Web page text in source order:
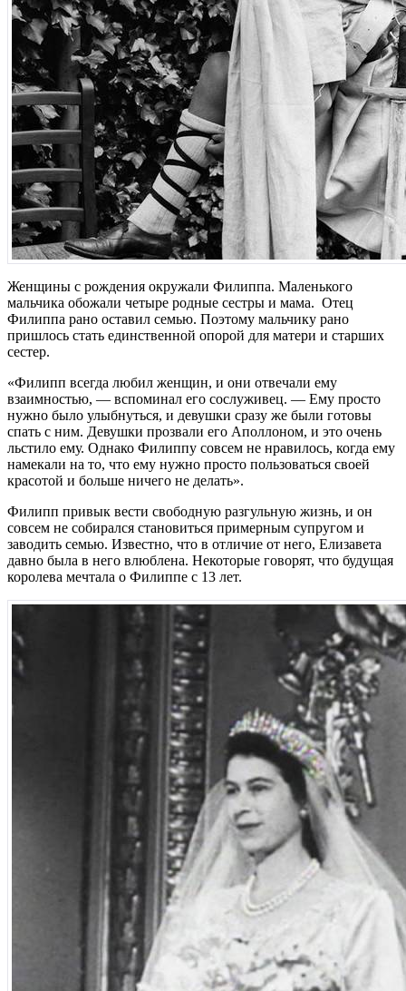
Женщины с рождения окружали Филиппа. Маленького
мальчика обожали четыре родные сестры и мама. Отец
Филиппа рано оставил семью. Поэтому мальчику рано
пришлось стать единственной опорой для матери и старших
сестер.
«Филипп всегда любил женщин, и они отвечали ему
взаимностью, — вспоминал его сослуживец. — Ему просто
нужно было улыбнуться, и девушки сразу же были готовы
спать с ним. Девушки прозвали его Аполлоном, и это очень
льстило ему. Однако Филиппу совсем не нравилось, когда ему
намекали на то, что ему нужно просто пользоваться своей
красотой и больше ничего не делать».
Филипп привык вести свободную разгульную жизнь, и он
совсем не собирался становиться примерным супругом и
заводить семью. Известно, что в отличие от него, Елизавета
давно была в него влюблена. Некоторые говорят, что будущая
королева мечтала о Филиппе с 13 лет.